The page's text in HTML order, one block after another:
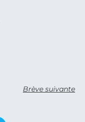
Brève suivante